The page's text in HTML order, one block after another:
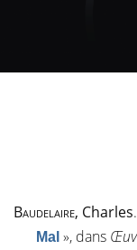
Baudelaire, Charles
Mal », dans